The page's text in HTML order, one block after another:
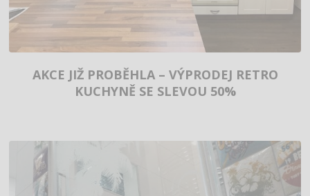
AKCE JIŽ PROBĚHLA – VÝPRODEJ RETRO
KUCHYNĚ SE SLEVOU 50%